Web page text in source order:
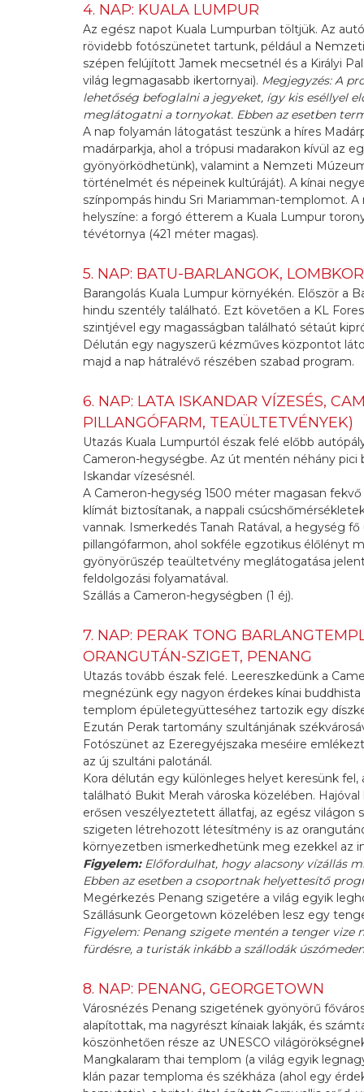
4. NAP: KUALA LUMPUR
Az egész napot Kuala Lumpurban töltjük. Az
rövidebb fotószünetet tartunk, például a
szépen felújított Jamek mecsetnél és a Királyi
világ legmagasabb ikertornyai). Megjegyzés: A
lehetőség befoglalni a jegyeket, így kis eséllyel
meglátogatni a tornyokat. Ebben az esetben
A nap folyamán látogatást teszünk a híres
madárparkja, ahol a trópusi madarakon kívül az
gyönyörködhetünk), valamint a Nemzeti
történelmét és népeinek kultúráját). A kínai
színpompás hindu Sri Mariamman-templomot.
helyszíne: a forgó étterem a Kuala Lumpur
tévétornya (421 méter magas).
5. NAP: BATU-BARLANGOK,
Barangolás Kuala Lumpur környékén. Először a
hindu szentély található. Ezt követően a KL
szintjével egy magasságban található sétaút
Délután egy nagyszerű kézműves központot
majd a nap hátralévő részében szabad program.
6. NAP: LATA ISKANDAR VÍZESÉS,
PILLANGÓFARM, TEAÜLTETVÉNYEK)
Utazás Kuala Lumpurtól észak felé előbb
Cameron-hegységbe. Az út mentén néhány pici
Iskandar vízesésnél.
A Cameron-hegység 1500 méter magasan
klímát biztosítanak, a nappali
vannak. Ismerkedés Tanah Ratával, a hegység
pillangófarmon, ahol sokféle egzotikus élőlényt
gyönyörűszép teaültetvény meglátogatása
feldolgozási folyamatával.
Szállás a Cameron-hegységben (1 éj).
7. NAP: PERAK TONG
ORANGUTÁN-SZIGET, PENANG
Utazás tovább észak felé. Leereszkedünk a
megnézünk egy nagyon érdekes kínai
templom épületegyütteséhez tartozik egy
Ezután Perak tartomány szultánjának
Fotószünet az Ezeregyéjszaka meséire
az új szultáni palotánál.
Kora délután egy különleges helyet keresünk
található Bukit Merah városka közelében.
erősen veszélyeztetett állatfaj, az egész világon
szigeten létrehozott létesítmény is az
környezetben ismerkedhetünk meg ezekkel az
Figyelem: Előfordulhat, hogy alacsony vízállás
Ebben az esetben a csoportnak helyettesítő
Megérkezés Penang szigetére a világ egyik
Szállásunk Georgetown közelében lesz egy
Figyelem: Penang szigete mentén a tenger vize
fürdésre, a turisták inkább a szállodák
8. NAP: PENANG, GEORGETOWN
Városnézés Penang szigetének gyönyörű
alapítottak, ma nagyrészt kínaiak lakják, és
köszönhetően része az UNESCO
Mangkalaram thai templom (a világ egyik
klán pazar temploma és székháza (ahol egy